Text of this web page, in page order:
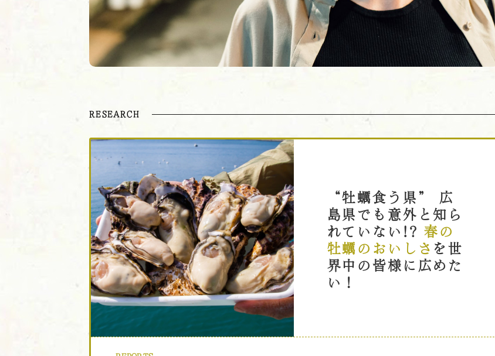
RESEARCH
“牡蠣食う県” 広
島県でも意外と知ら
れていない!?春の
牡蠣のおいしさ を世
界中の皆様に広めた
い！